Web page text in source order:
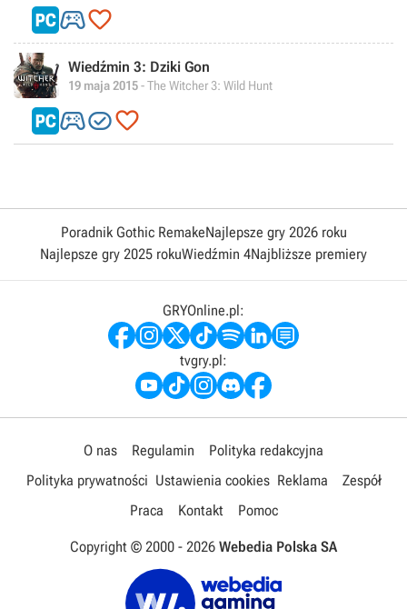

Wiedźmin 3: Dziki Gon
19 maja 2015- The Witcher 3: Wild Hunt

Poradnik Gothic RemakeNajlepsze gry 2026 roku
Najlepsze gry 2025 rokuWiedźmin 4Najbliższe premiery
GRYOnline.pl:
tvgry.pl:
O nas Regulamin
Polityka redakcyjna
Polityka prywatności Ustawienia cookies Reklama
Zespół
Praca
Kontakt Pomoc
Copyright © 2000 - 2026 Webedia Polska SA